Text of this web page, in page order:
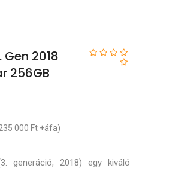
Gen 2018
256GB
000 Ft +áfa)
generáció, 2018) egy kiváló